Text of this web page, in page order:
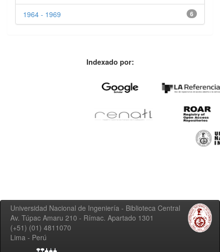
6
1964 - 1969
Indexado por:
Universidad Nacional de Ingeniería - Biblioteca Central
Av. Túpac Amaru 210 - Rímac. Apartado 1301
(+51) (01) 4811070
Lima - Perú